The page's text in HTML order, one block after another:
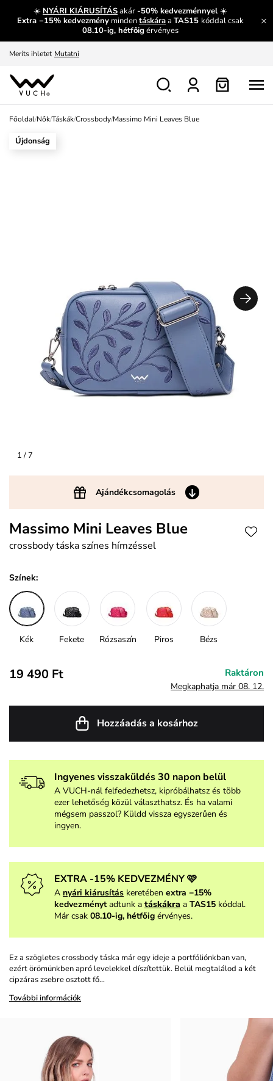
☀️ NYÁRI KIÁRUSÍTÁSakár-50% kedvezménnyel ☀️
Extra −15% kedvezmény mindentáskáraa TAS15 kóddal csak
08.10-ig, hétfőig érvényes
És mi az, amit máshol nem lehet megtudni?
Fedezze fel velünk az újdonságokat. Megtekintés
Meríts ihletet Mutatni
Ingyenes csere és visszaküldés
Főoldal/Nők/Táskák/Crossbody/Massimo Mini Leaves Blue
1/ 7
Ajándékcsomagolás
Újdonság
Massimo Mini Leaves Blue
crossbody táska színes hímzéssel
Színek:
Kék Fekete Rózsaszín Piros Bézs
19 490 Ft Raktáron
Megkaphatja már 08. 12.
Hozzáadás a kosárhoz
Ingyenes visszaküldés 30 napon belül
A VUCH-nál felfedezhetsz, kipróbálhatsz és több
ezer lehetőség közül választhatsz. És ha valami
mégsem passzol? Küldd vissza egyszerűen és
ingyen.
EXTRA -15% KEDVEZMÉNY 🩷
A nyári kiárusítás keretében extra −15%
kedvezménytadtunk a táskákra a TAS15 kóddal.
Már csak 08.10-ig, hétfőig érvényes.
Ez a szögletes crossbody táska már egy ideje a portfóliónkban van,
ezért örömünkben apró levelekkel díszítettük. Belül megtalálod a két
cipzáras zsebre osztott fő…
További információk